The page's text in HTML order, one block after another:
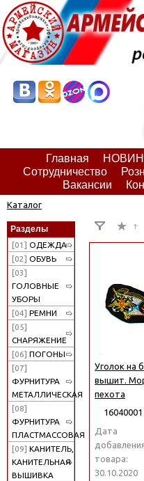
Главная
Сотрудничество
Вакансии
Каталог
Разделы
[01] ОДЕЖДА
[02] ОБУВЬ
[03]
ГОЛОВНЫЕ
УБОРЫ
[04] РЕМНИ
[05]
СНАРЯЖЕНИЕ
[06] ПОГОНЫ
[07]
ФУРНИТУРА
МЕТАЛЛИЧЕСКАЯ
[08]
ФУРНИТУРА
ПЛАСТМАССОВАЯ
[09] КАНИТЕЛЬ,
КАНИТЕЛЬНАЯ
ВЫШИВКА
Уголок на
вышит.
пехота
16040001
Дата
товара:
30.10.2020